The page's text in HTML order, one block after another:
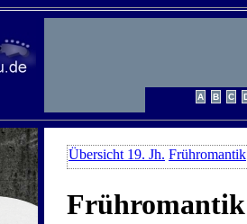
Übersicht 19. Jh. Frühromantik
Frühromantik